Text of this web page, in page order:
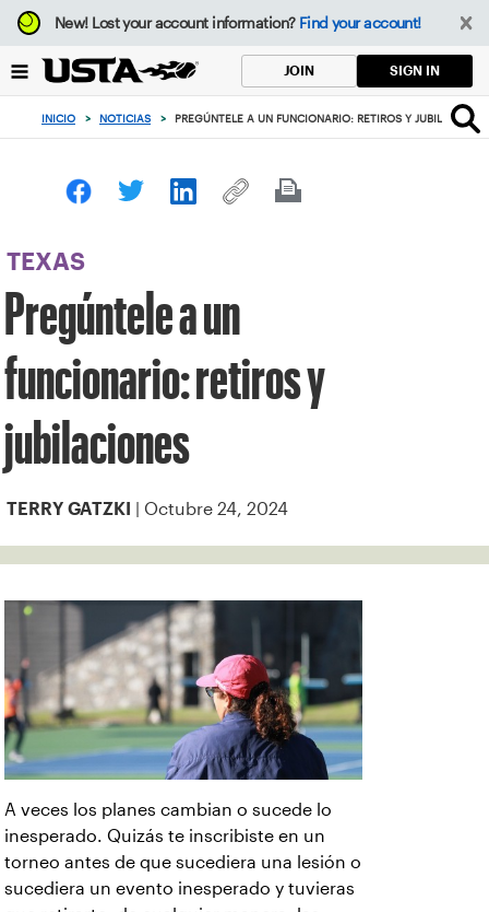
Enfoque
desde
botón
volver
principio
New!Lost your account information? Find your account!
JOIN SIGN IN
INICIO > NOTICIAS > PREGÚNTELE A UN FUNCIONARIO: RETIROS Y JUBILACIONES
TEXAS
Pregúntele a un
funcionario: retiros y
jubilaciones
TERRY GATZKI | Octubre 24, 2024
A veces los planes cambian o sucede lo
inesperado. Quizás te inscribiste en un
torneo antes de que sucediera una lesión o
sucediera un evento inesperado y tuvieras